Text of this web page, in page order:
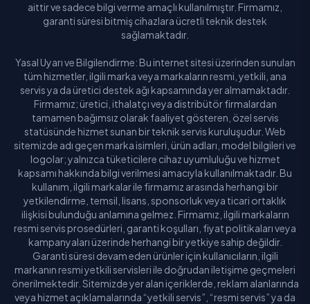
aittir ve sadece bilgi verme amaçlı kullanılmıştır. Firmamız,
garanti süresi bitmiş cihazlara ücretli teknik destek
sağlamaktadır.
Yasal Uyarı ve Bilgilendirme: Bu internet sitesi üzerinden sunulan
tüm hizmetler, ilgili marka veya markaların resmi, yetkili, ana
servis ya da üretici destek ağı kapsamında yer almamaktadır.
Firmamız; üretici, ithalatçı veya distribütör firmalardan
tamamen bağımsız olarak faaliyet gösteren, özel servis
statüsünde hizmet sunan bir teknik servis kuruluşudur. Web
sitemizde adı geçen marka isimleri, ürün adları, model bilgileri ve
logolar; yalnızca tüketicilere cihaz uyumluluğu ve hizmet
kapsamı hakkında bilgi verilmesi amacıyla kullanılmaktadır. Bu
kullanım, ilgili markalar ile firmamız arasında herhangi bir
yetkilendirme, temsil, lisans, sponsorluk veya ticari ortaklık
ilişkisi bulunduğu anlamına gelmez. Firmamız, ilgili markaların
resmi servis prosedürleri, garanti koşulları, fiyat politikaları veya
kampanyaları üzerinde herhangi bir yetkiye sahip değildir.
Garanti süresi devam eden ürünler için kullanıcıların, ilgili
markanın resmi yetkili servisleri ile doğrudan iletişime geçmeleri
önerilmektedir. Sitemizde yer alan içeriklerde, reklam alanlarında
veya hizmet açıklamalarında “yetkili servis”, “resmi servis” ya da